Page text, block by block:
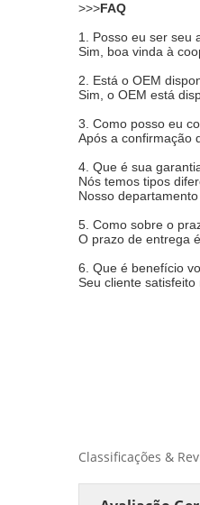
>>>FAQ
1. Posso eu ser seu
Sim, boa vinda à
2. Está o OEM
Sim, o OEM está
3. Como posso eu
Após a confirmação
4. Que é sua
Nós temos tipos
Nosso
5. Como sobre o
O prazo de entrega
6. Que é benefício
Seu cliente satisfeito
Classificações &